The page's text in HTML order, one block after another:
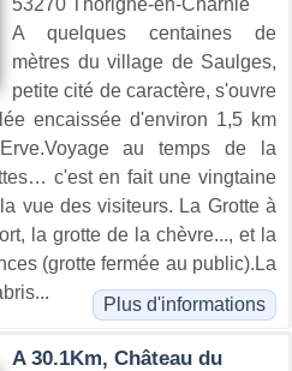
A quelques centaines de
mètres du village de Saulges,
petite cité de caractère, s'ouvre
encaissée d'environ 1,5 km
au temps de la
c'est en fait une vingtaine
vue des visiteurs. La Grotte à
la grotte de la chèvre..., et la
(grotte fermée au public).La
Plus d'informations
A 30.1Km, Château du